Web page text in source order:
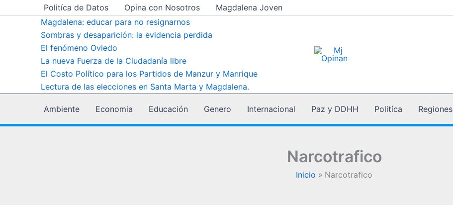
Politíca de Datos Opina con Nosotros
Magdalena Joven
Magdalena: educar para no resignarnos
Sombras y desaparición: la evidencia perdida
El fenómeno Oviedo
La nueva Fuerza de la Ciudadanía libre
El Costo Político para los Partidos de Manzur y Manrique
Lectura de las elecciones en Santa Marta y Magdalena.
Ambiente Economia Educación Genero Internacional Paz y DDHH Politíca Regiones
Narcotrafico
Inicio Narcotrafico